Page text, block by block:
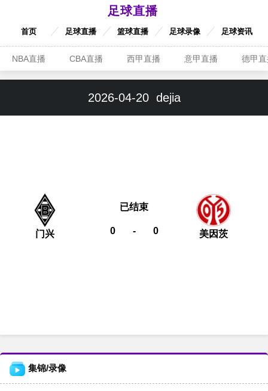
足球直播
首页 足球直播 篮球直播 足球录像 足球资讯
NBA直播 CBA直播 西甲直播 意甲直播 德甲
2026-04-20 dejia
门兴 0 - 0
已结束
美因茨
集锦/录像